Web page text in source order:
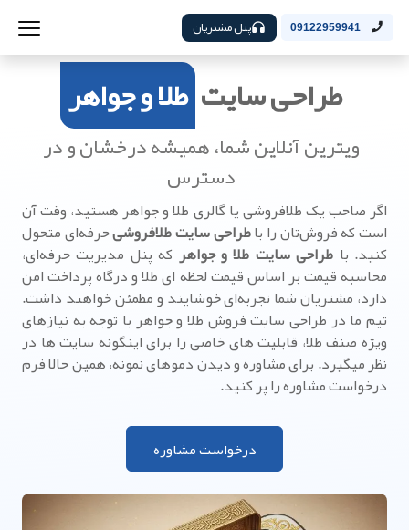
09122959941 پنل مشتریان
طراحی سایت طلا و جواهر
ویترین آنلاین شما، همیشه درخشان و در
دسترس
اگر صاحب یک طلافروشی یا گالری طلا و جواهر هستید، وقت آن
است که فروش‌تان را باطراحی سایت طلافروشیحرفه‌ای متحول
کنید. با طراحی سایت طلا و جواهر که پنل مدیریت حرفه‌ای،
محاسبه قیمت بر اساس قیمت لحظه ای طلا و درگاه پرداخت امن
دارد، مشتریان شما تجربه‌ای خوشایند و مطمئن خواهند داشت.
تیم ما در طراحی سایت فروش طلا و جواهر با توجه به نیازهای
ویژه صنف طلا، قابلیت های خاصی را برای اینگونه سایت ها در
نظر میگیرد. برای مشاوره و دیدن دموهای نمونه، همین حالا فرم
درخواست مشاوره را پر کنید.
درخواست مشاوره